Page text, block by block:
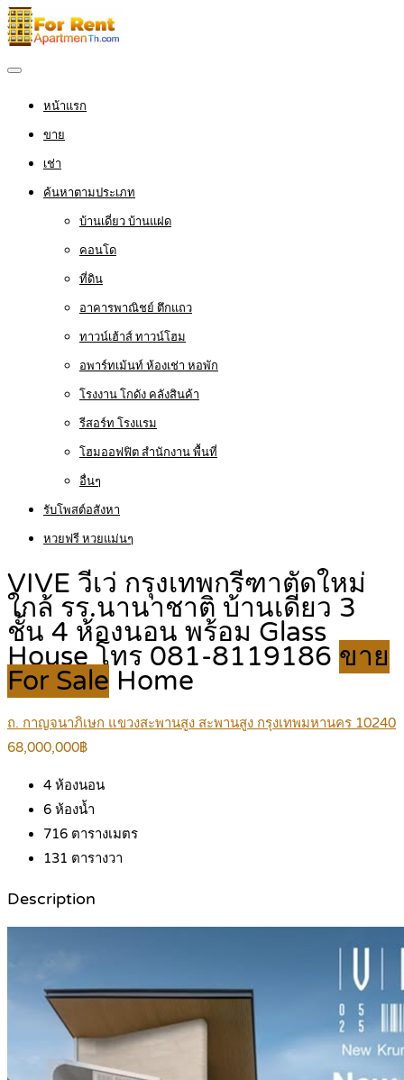
หน้าแรก
ขาย
เช่า
ค้นหาตามประเภท
บ้านเดี่ยว บ้านแฝด
คอนโด
ที่ดิน
อาคารพาณิชย์ ตึกแถว
ทาวน์เฮ้าส์ ทาวน์โฮม
อพาร์ทเม้นท์ ห้องเช่า หอพัก
โรงงาน โกดัง คลังสินค้า
รีสอร์ท โรงแรม
โฮมออฟฟิต สำนักงาน พื้นที่
อื่นๆ
รับโพสต์อสังหา
หวยฟรี หวยแม่นๆ
VIVE วีเว่ กรุงเทพกรีฑาตัดใหม่
ใกล้ รร.นานาชาติ บ้านเดี่ยว 3
ชั้น 4 ห้องนอน พร้อม Glass
House โทร 081-8119186 ขาย
For Sale Home
ถ. กาญจนาภิเษก แขวงสะพานสูง สะพานสูง กรุงเทพมหานคร 10240
68,000,000฿
4 ห้องนอน
6 ห้องน้ำ
716 ตารางเมตร
131 ตารางวา
Description